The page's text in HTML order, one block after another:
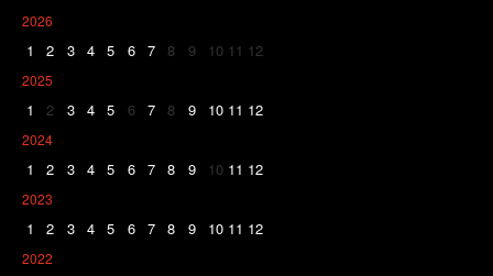
2026
1 2 3 4 5 6 7 8 9 10 11 12
2025
1 2 3 4 5 6 7 8 9 10 11 12
2024
1 2 3 4 5 6 7 8 9 10 11 12
2023
1 2 3 4 5 6 7 8 9 10 11 12
2022